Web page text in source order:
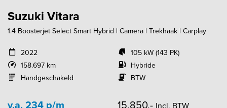
Suzuki Vitara
1.4 Boosterjet Select Smart Hybrid | Camera | Trekhaak | Carplay
2022
158.697 km
Handgeschakeld
105 kW (143 PK)
Hybride
BTW
v.a. 234 p/m 15.850,- Incl. BTW